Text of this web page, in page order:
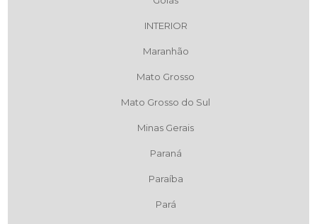
INTERIOR
Maranhão
Mato Grosso
Mato Grosso do Sul
Minas Gerais
Paraná
Paraíba
Pará